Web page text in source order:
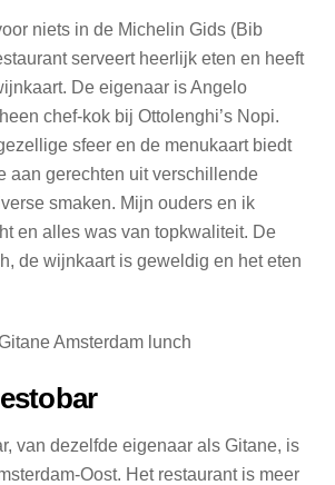
niets in de Michelin Gids (Bib
serveert heerlijk eten en heeft
De eigenaar is Angelo
chef-kok bij Ottolenghi’s Nopi.
sfeer en de menukaart biedt
aan gerechten uit verschillende
smaken. Mijn ouders en ik
en alles was van topkwaliteit. De
de wijnkaart is geweldig en het eten
van dezelfde eigenaar als Gitane, is
Oost. Het restaurant is meer